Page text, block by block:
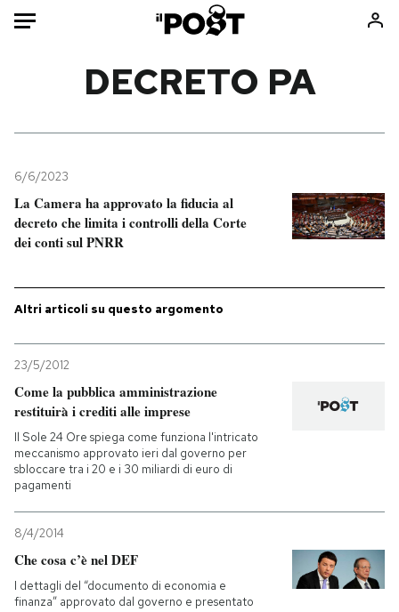
Mondo
Politica
Tecnologia
Internet
Cultura
Consumismi
Storie/Idee
PODCAST
NEWSLETTER
I MIEI PREFERITI
DECRETO PA
6/6/2023
La Camera ha approvato la fiducia al
decreto che limita i controlli della Corte
dei conti sul PNRR
Altri articoli su questo argomento
23/5/2012
Come la pubblica amministrazione
restituirà i crediti alle imprese
Il Sole 24 Ore spiega come funziona l'intricato
meccanismo approvato ieri dal governo per
sbloccare tra i 20 e i 30 miliardi di euro di
pagamenti
8/4/2014
Che cosa c’è nel DEF
I dettagli del “documento di economia e
finanza” approvato dal governo e presentato